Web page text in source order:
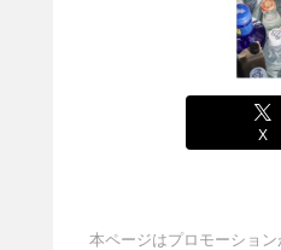
X
本ページはプロモーショ